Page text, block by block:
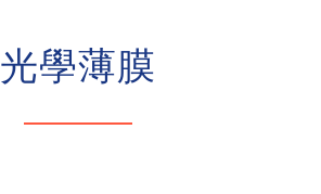
光學薄膜